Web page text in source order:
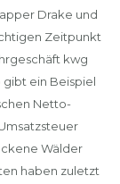
Drake und
Zeitpunkt
kwg
ein Beispiel
Netto-
Wälder
haben zuletzt